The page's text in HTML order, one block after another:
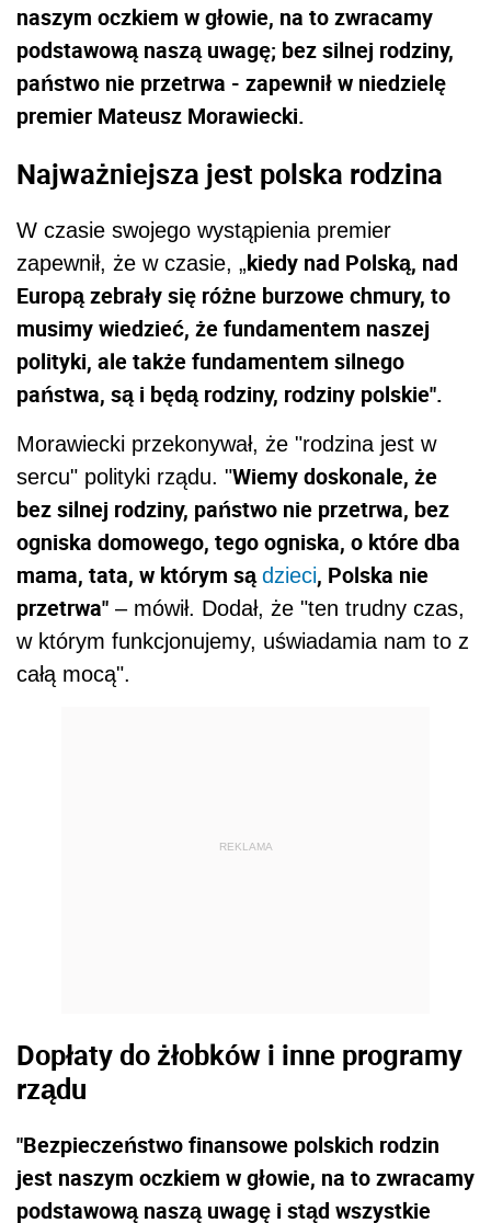
naszym oczkiem w głowie, na to zwracamy
podstawową naszą uwagę; bez silnej rodziny,
państwo nie przetrwa - zapewnił w niedzielę
premier Mateusz Morawiecki.
Najważniejsza jest polska rodzina
W czasie swojego wystąpienia premier
zapewnił, że w czasie, „kiedy nad Polską, nad
Europą zebrały się różne burzowe chmury, to
musimy wiedzieć, że fundamentem naszej
polityki, ale także fundamentem silnego
państwa, są i będą rodziny, rodziny polskie".
Morawiecki przekonywał, że "rodzina jest w
sercu" polityki rządu. "Wiemy doskonale, że
bez silnej rodziny, państwo nie przetrwa, bez
ogniska domowego, tego ogniska, o które dba
mama, tata, w którym sądzieci, Polska nie
przetrwa" – mówił. Dodał, że "ten trudny czas,
w którym funkcjonujemy, uświadamia nam to z
całą mocą".
REKLAMA
Dopłaty do żłobków i inne programy
rządu
"Bezpieczeństwo finansowe polskich rodzin
jest naszym oczkiem w głowie, na to zwracamy
podstawową naszą uwagę i stąd wszystkie